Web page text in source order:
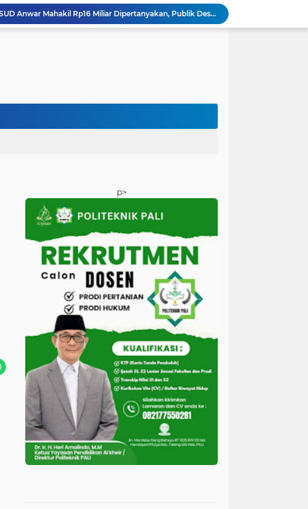
BPKAD Dinilai Harus Jadi Garda Terdepan Pengendali Fiskal, Pemerhati dan AP3 Soroti Dugaan Defisit hingga Rendahnya Serapan Anggaran PALI ‎
‎Reses DPRD PALI Dapil II Talang Ubi Berlangsung Dinamis, Soroti Kondisi Fiskal Daerah hingga Absennya OPD Teknis
Pemkab PALI Disebut Macan Ompong, Cuma Berani Sidak Tak Berani Menindak Perusahaan Tak Berizin
p>